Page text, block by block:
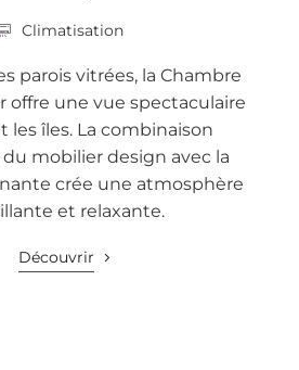
Climatisation
parois vitrées, la Chambre
offre une vue spectaculaire
les îles. La combinaison
mobilier design avec la
crée une atmosphère
et relaxante.
Découvrir